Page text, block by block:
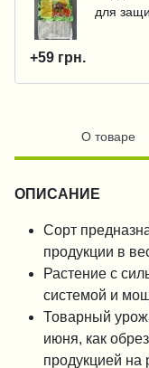
для
+59 грн.
О товаре
ОПИСАНИЕ
Сорт
продукции в
Растение с
системой и
Товарный
июня, как
продукцией на